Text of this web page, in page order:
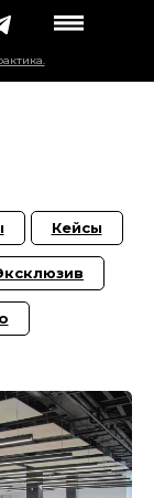
Кейсы